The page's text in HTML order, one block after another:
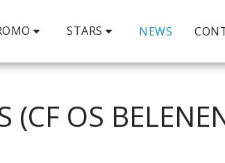
STARS NEWS
(CF OS